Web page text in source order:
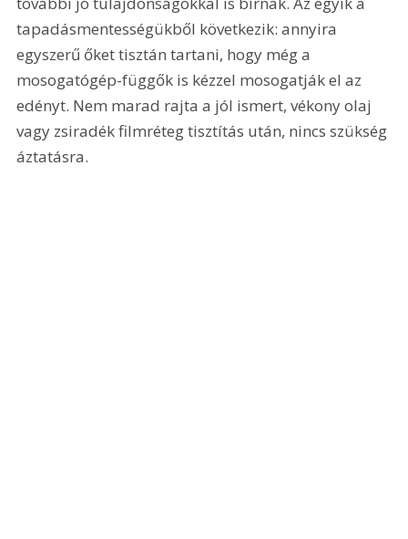
tapadásmentességükből következik: annyira
egyszerű őket tisztán tartani, hogy még a
mosogatógép-függők is kézzel mosogatják el az
edényt. Nem marad rajta a jól ismert, vékony olaj
vagy zsiradék filmréteg tisztítás után, nincs szükség
áztatásra.